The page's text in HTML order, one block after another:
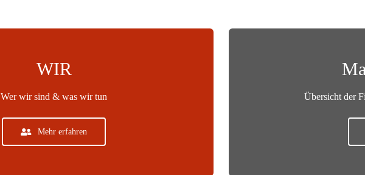
WIR
Wer wir sind & was wir tun
Mehr erfahren
Übersicht der